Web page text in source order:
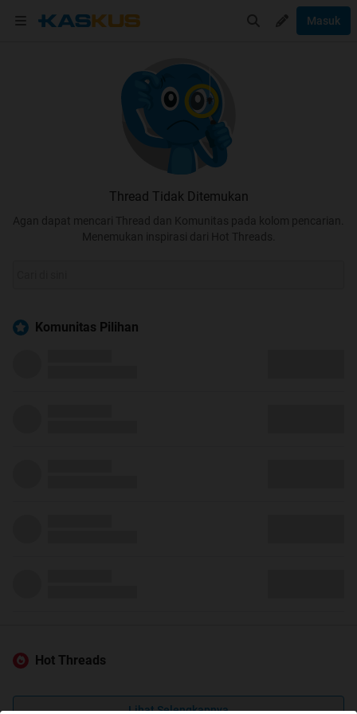
Masuk
Thread Tidak Ditemukan
Agan dapat mencari Thread dan Komunitas pada kolom pencarian.
Menemukan inspirasi dari Hot Threads.
Komunitas Pilihan
Hot Threads
Lihat Selengkapnya